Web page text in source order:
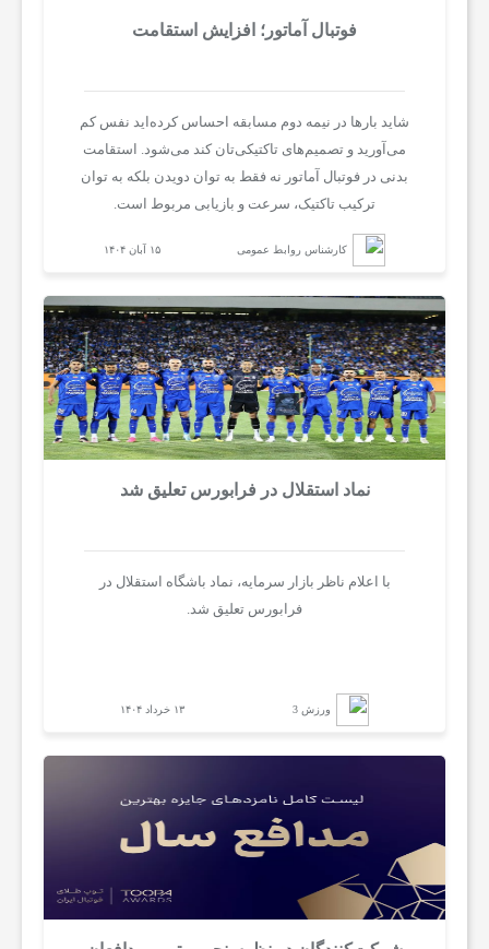
فوتبال آماتور؛ افزایش استقامت
شاید بارها در نیمه دوم مسابقه احساس کرده‌اید نفس کم
می‌آورید و تصمیم‌های تاکتیکی‌تان کند می‌شود. استقامت
بدنی در فوتبال آماتور نه فقط به توان دویدن بلکه به توان
ترکیب تاکتیک، سرعت و بازیابی مربوط است.
کارشناس روابط عمومی ۱۵ آبان ۱۴۰۴
نماد استقلال در فرابورس تعلیق شد
با اعلام ناظر بازار سرمایه، نماد باشگاه استقلال در
فرابورس تعلیق شد.
ورزش 3 ۱۳ خرداد ۱۴۰۴